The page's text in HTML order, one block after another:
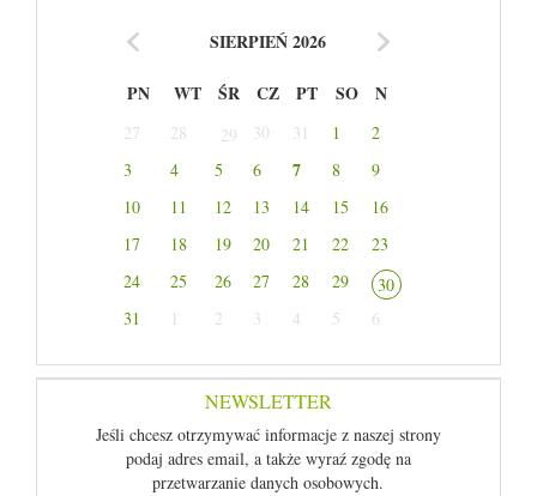
SIERPIEŃ 2026
PN WT ŚR CZ PT SO N
27 28 29 30 31 1
2
3
4 5 6 7 8
9
10
11 12 13 14 15
16
17
18 19 20 21 22
23
24
25 26 27 28 29
30
31
1 2 3 4 5 6
NEWSLETTER
Jeśli chcesz otrzymywać informacje z naszej strony
podaj adres email, a także wyraź zgodę na
przetwarzanie danych osobowych.